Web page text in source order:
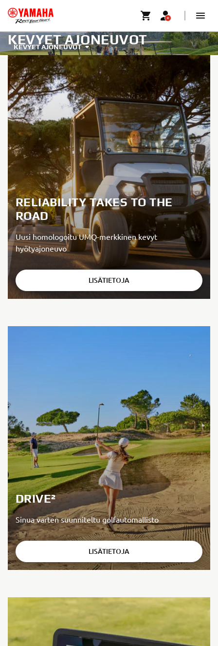
KEVYET AJONEUVOT
KEVYET AJONEUVOT
RELIABILITY TAKES TO THE
ROAD
Uusi homologoitu UMQ-merkkinen kevyt
hyötyajoneuvo
LISÄTIETOJA
DRIVE²
Sinua varten suunniteltu golfautomallisto
LISÄTIETOJA